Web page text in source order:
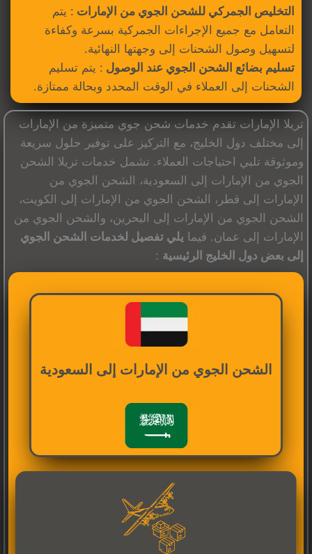
التخليص الجمركي للشحن الجوي من الإمارات : يتم
التعامل مع جميع الإجراءات الجمركية بسرعة وكفاءة
لتسهيل وصول الشحنات إلى وجهتها النهائية.
تسليم بضائع الشحن الجوي عند الوصول : يتم تسليم
الشحنات إلى العملاء في الوقت المحدد وبحالة ممتازة.
تريلا الإمارات تقدم خدمات شحن جوي متميزة من الإمارات
إلى مختلف دول الخليج، مع التركيز على توفير حلول سريعة
وموثوقة تلبي احتياجات العملاء. تشمل خدمات تريلا الشحن
الجوي من الإمارات إلى السعودية، الشحن الجوي من
الإمارات إلى قطر، الشحن الجوي من الإمارات إلى الكويت،
الشحن الجوي من الإمارات إلى البحرين، والشحن الجوي من
الإمارات إلى عمان. فيما يلي تفصيل لخدمات الشحن الجوي
إلى بعض دول الخليج الرئيسية :
الشحن الجوي من الإمارات إلى السعودية